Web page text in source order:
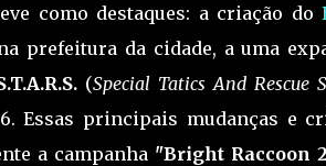
como destaques: a criação do
prefeitura da cidade, a uma
(Special Tatics And Rescue
Essas principais mudanças e
a campanha "Bright Raccoon